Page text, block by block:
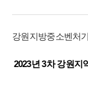
강원지방중소벤처
2023년 3차 강원지